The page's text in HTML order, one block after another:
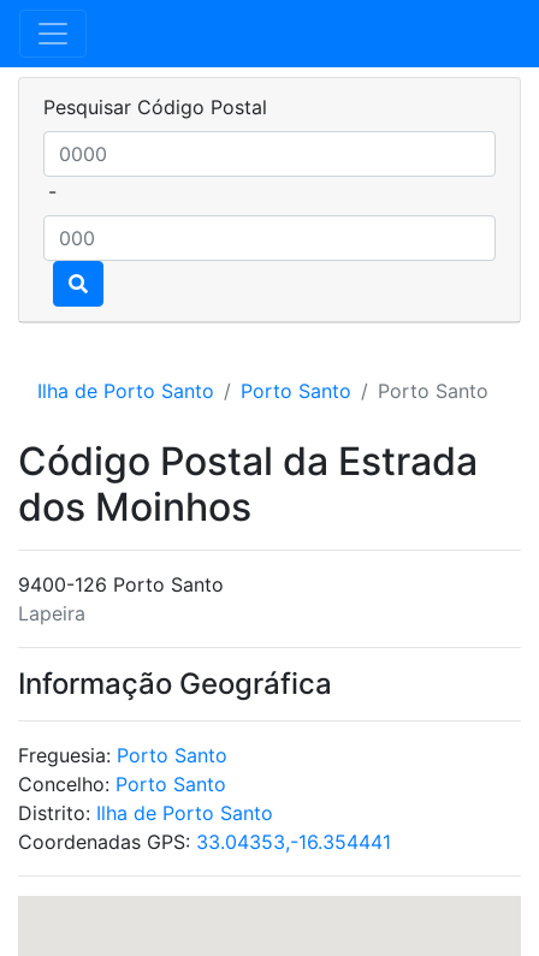
Pesquisar Código Postal
-
Ilha de Porto Santo Porto Santo Porto Santo
Código Postal da Estrada
dos Moinhos
9400-126 Porto Santo
Lapeira
Informação Geográfica
Freguesia: Porto Santo
Concelho: Porto Santo
Distrito: Ilha de Porto Santo
Coordenadas GPS: 33.04353,-16.354441